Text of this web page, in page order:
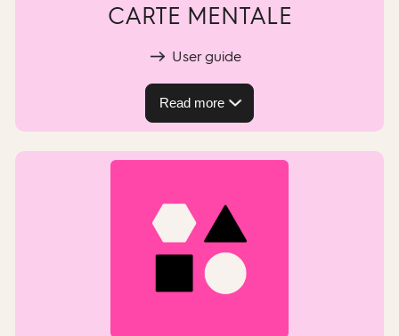
CARTE MENTALE
User guide
Read more